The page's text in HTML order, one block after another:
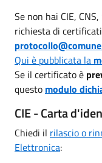
Se non hai CIE,
richiesta di
Qui è pubblicata la
Se il certificato è
questo modulo
CIE - Carta
Chiedi il rilascio o
Elettronica: